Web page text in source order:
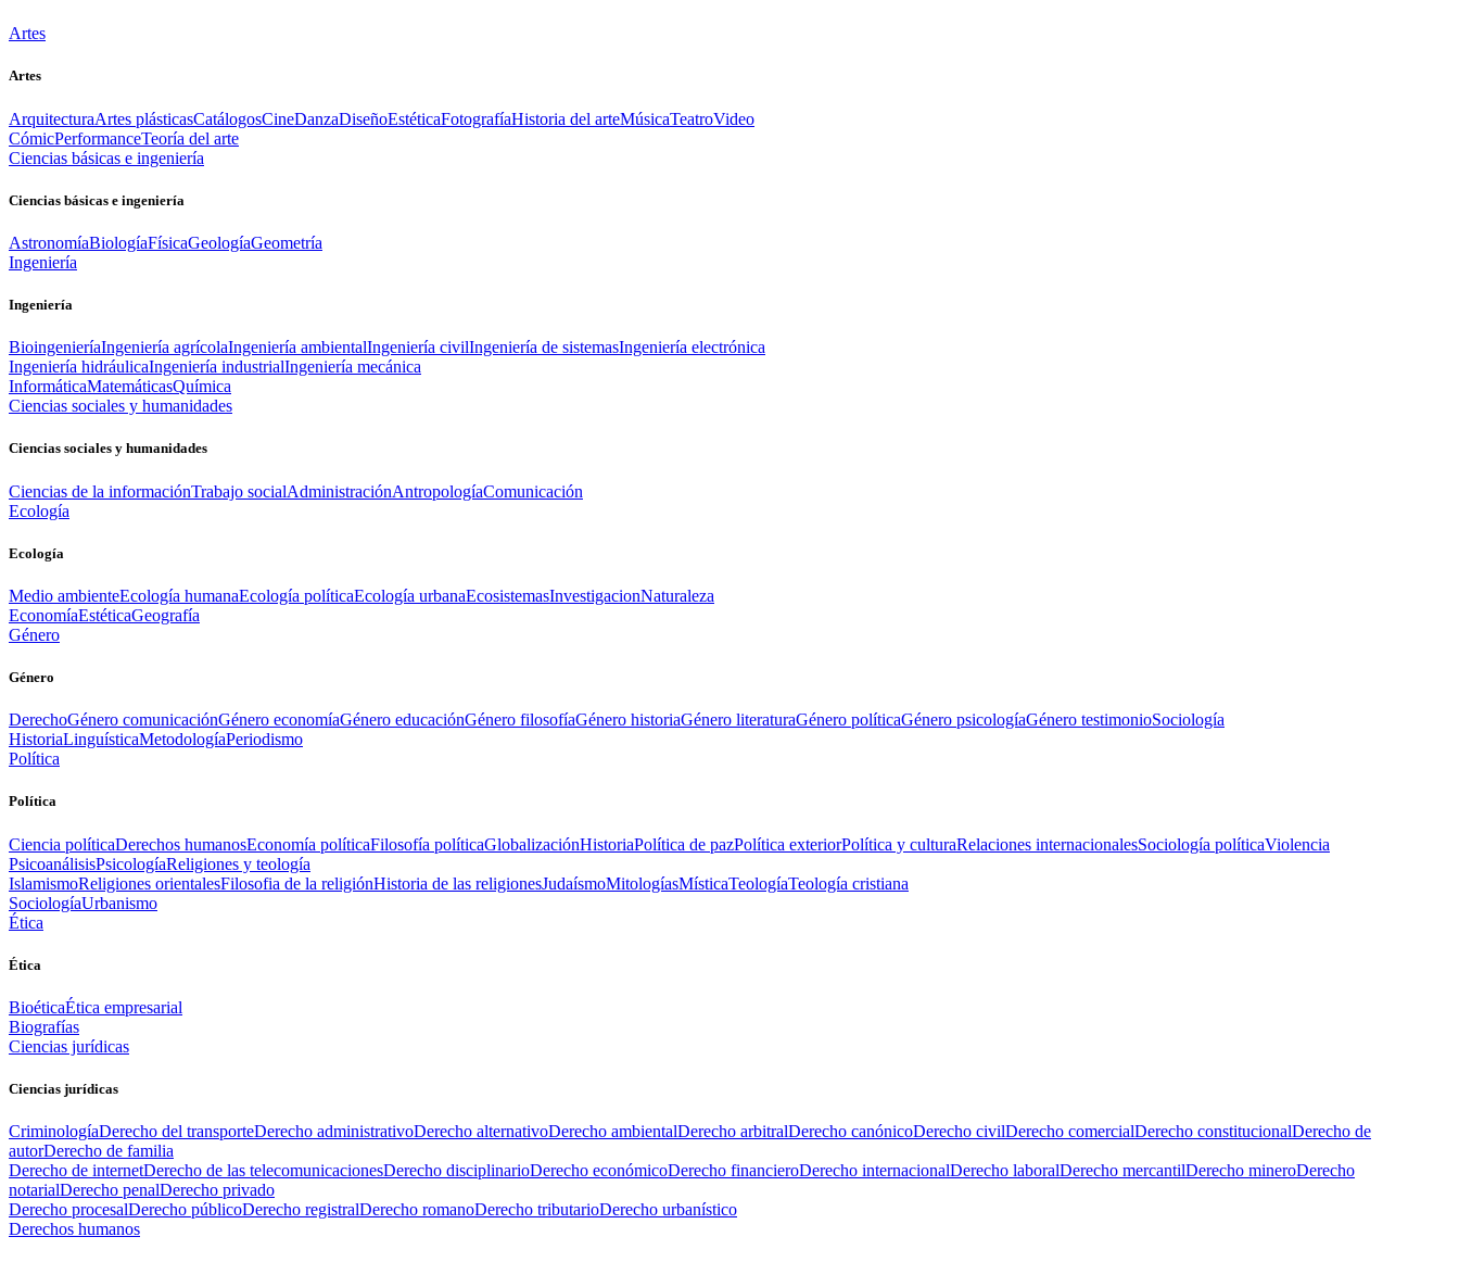
Artes
Artes
ArquitecturaArtes plásticasCatálogosCineDanzaDiseñoEstéticaFotografíaHistoria del arteMúsicaTeatroVideo
CómicPerformanceTeoría del arte
Ciencias básicas e ingeniería
Ciencias básicas e ingeniería
AstronomíaBiologíaFísicaGeologíaGeometría
Ingeniería
Ingeniería
BioingenieríaIngeniería agrícolaIngeniería ambientalIngeniería civilIngeniería de sistemasIngeniería electrónica
Ingeniería hidráulicaIngeniería industrialIngeniería mecánica
InformáticaMatemáticasQuímica
Ciencias sociales y humanidades
Ciencias sociales y humanidades
Ciencias de la informaciónTrabajo socialAdministraciónAntropologíaComunicación
Ecología
Ecología
Medio ambienteEcología humanaEcología políticaEcología urbanaEcosistemasInvestigacionNaturaleza
EconomíaEstéticaGeografía
Género
Género
DerechoGénero comunicaciónGénero economíaGénero educaciónGénero filosofíaGénero historiaGénero literaturaGénero políticaGénero psicologíaGénero testimonioSociología
HistoriaLinguísticaMetodologíaPeriodismo
Política
Política
Ciencia políticaDerechos humanosEconomía políticaFilosofía políticaGlobalizaciónHistoriaPolítica de pazPolítica exteriorPolítica y culturaRelaciones internacionalesSociología políticaViolencia
PsicoanálisisPsicologíaReligiones y teología
IslamismoReligiones orientalesFilosofia de la religiónHistoria de las religionesJudaísmoMitologíasMísticaTeologíaTeología cristiana
SociologíaUrbanismo
Ética
Ética
BioéticaÉtica empresarial
Biografías
Ciencias jurídicas
Ciencias jurídicas
CriminologíaDerecho del transporteDerecho administrativoDerecho alternativoDerecho ambientalDerecho arbitralDerecho canónicoDerecho civilDerecho comercialDerecho constitucionalDerecho de
autorDerecho de familia
Derecho de internetDerecho de las telecomunicacionesDerecho disciplinarioDerecho económicoDerecho financieroDerecho internacionalDerecho laboralDerecho mercantilDerecho mineroDerecho
notarialDerecho penalDerecho privado
Derecho procesalDerecho públicoDerecho registralDerecho romanoDerecho tributarioDerecho urbanístico
Derechos humanos